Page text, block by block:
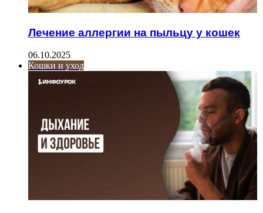
Лечение аллергии на пыльцу у кошек
06.10.2025
Кошки и уход